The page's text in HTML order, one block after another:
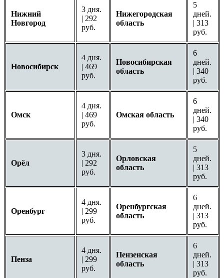
Нижний
Новгород
3 дня.
| 292
руб.
Нижегородская
область
5
дней.
| 313
руб.
Новосибирск
4 дня.
| 469
руб.
Новосибирская
область
6
дней.
| 340
руб.
Омск
4 дня.
| 469
руб.
Омская область
6
дней.
| 340
руб.
Орёл
3 дня.
| 292
руб.
Орловская
область
5
дней.
| 313
руб.
Оренбург
4 дня.
| 299
руб.
Оренбургская
область
6
дней.
| 313
руб.
Пенза
4 дня.
| 299
руб.
Пензенская
область
6
дней.
| 313
руб.